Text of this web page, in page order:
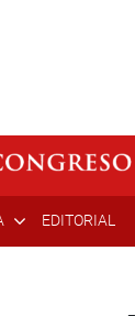
EDITORIAL